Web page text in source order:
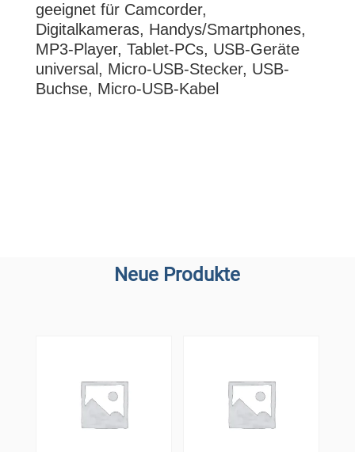
geeignet für Camcorder,
Digitalkameras, Handys/Smartphones,
MP3-Player, Tablet-PCs, USB-Geräte
universal, Micro-USB-Stecker, USB-
Buchse, Micro-USB-Kabel
Neue Produkte